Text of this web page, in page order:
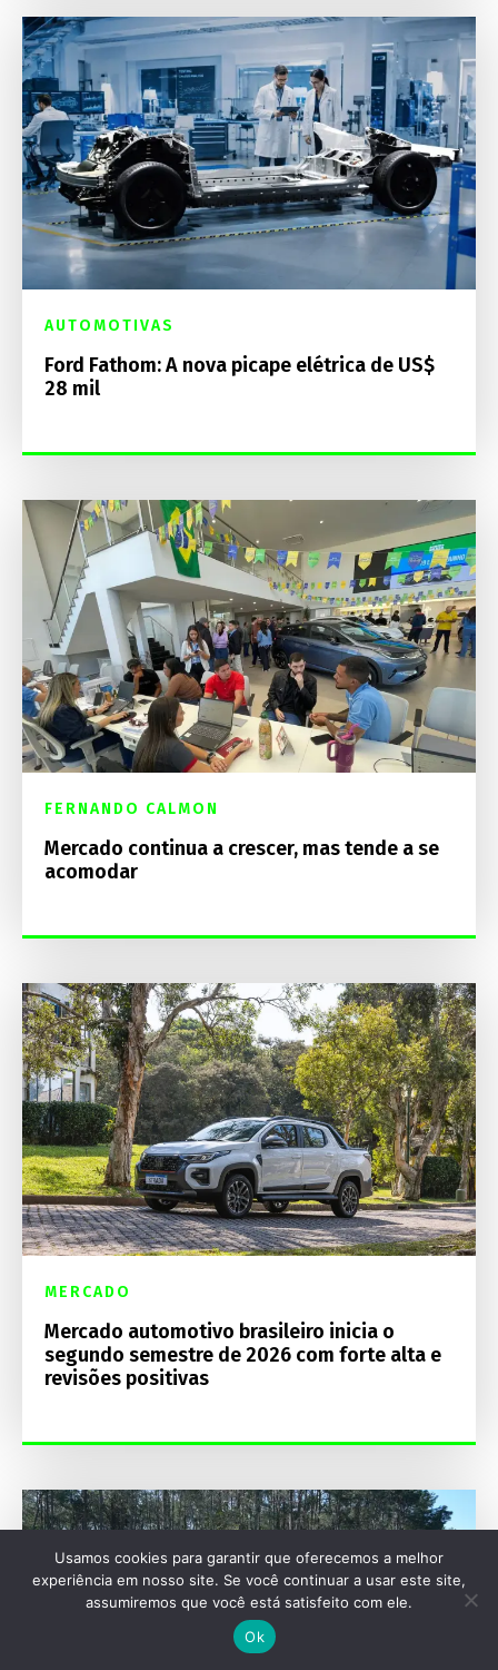
AUTOMOTIVAS
Ford Fathom: A nova picape elétrica de US$
28 mil
FERNANDO CALMON
Mercado continua a crescer, mas tende a se
acomodar
MERCADO
Mercado automotivo brasileiro inicia o
segundo semestre de 2026 com forte alta e
revisões positivas
Usamos cookies para garantir que oferecemos a melhor
experiência em nosso site. Se você continuar a usar este site,
assumiremos que você está satisfeito com ele.
Ok